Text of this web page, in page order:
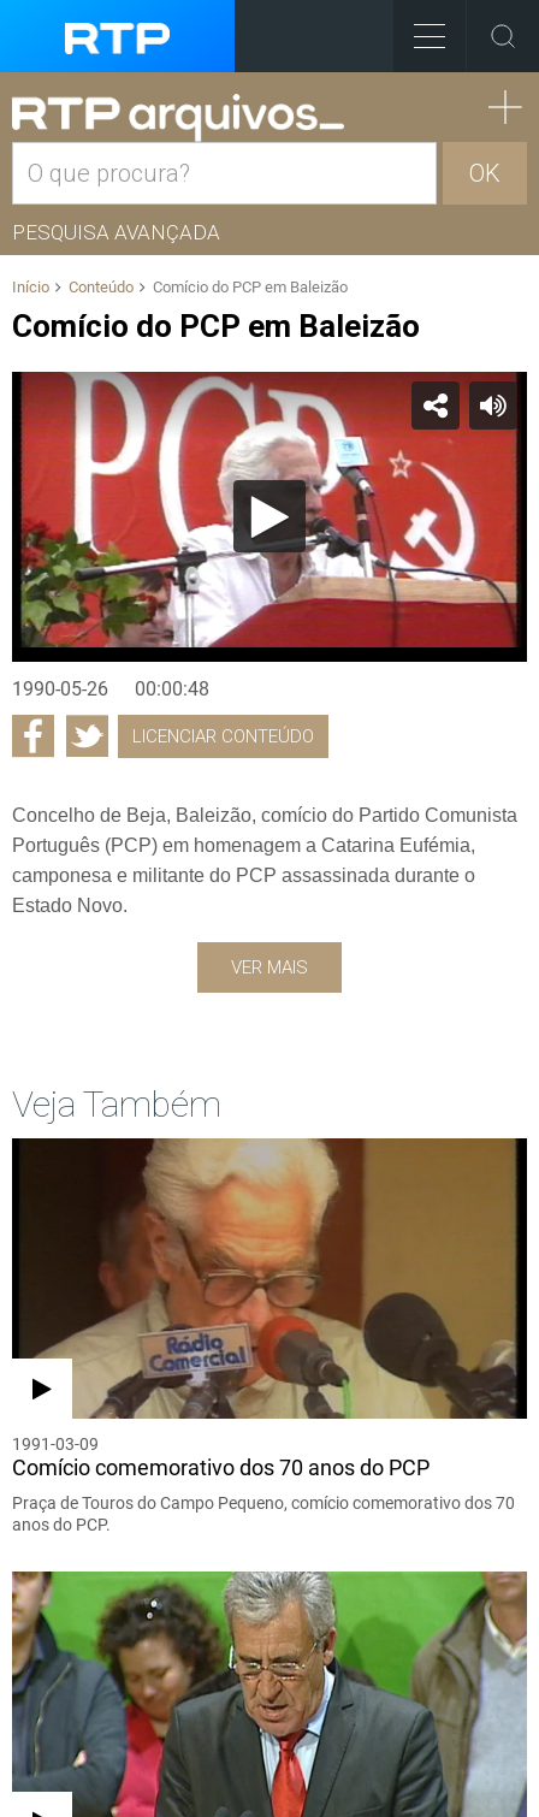
OK
PESQUISA AVANÇADA
Início Conteúdo Comício do PCP em Baleizão
Comício do PCP em Baleizão
1990-05-26 00:00:48
LICENCIAR CONTEÚDO
Concelho de Beja, Baleizão, comício do Partido Comunista
Português (PCP) em homenagem a Catarina Eufémia,
camponesa e militante do PCP assassinada durante o
Estado Novo.
VER MAIS
Veja Também
1991-03-09
Comício comemorativo dos 70 anos do PCP
Praça de Touros do Campo Pequeno, comício comemorativo dos 70
anos do PCP.